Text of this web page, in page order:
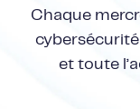
Chaque
et toute